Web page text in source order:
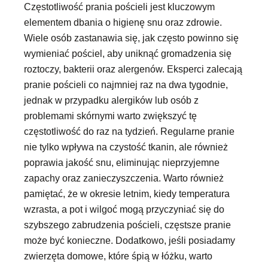
Częstotliwość prania pościeli jest kluczowym
elementem dbania o higienę snu oraz zdrowie.
Wiele osób zastanawia się, jak często powinno się
wymieniać pościel, aby uniknąć gromadzenia się
roztoczy, bakterii oraz alergenów. Eksperci zalecają
pranie pościeli co najmniej raz na dwa tygodnie,
jednak w przypadku alergików lub osób z
problemami skórnymi warto zwiększyć tę
częstotliwość do raz na tydzień. Regularne pranie
nie tylko wpływa na czystość tkanin, ale również
poprawia jakość snu, eliminując nieprzyjemne
zapachy oraz zanieczyszczenia. Warto również
pamiętać, że w okresie letnim, kiedy temperatura
wzrasta, a pot i wilgoć mogą przyczyniać się do
szybszego zabrudzenia pościeli, częstsze pranie
może być konieczne. Dodatkowo, jeśli posiadamy
zwierzęta domowe, które śpią w łóżku, warto